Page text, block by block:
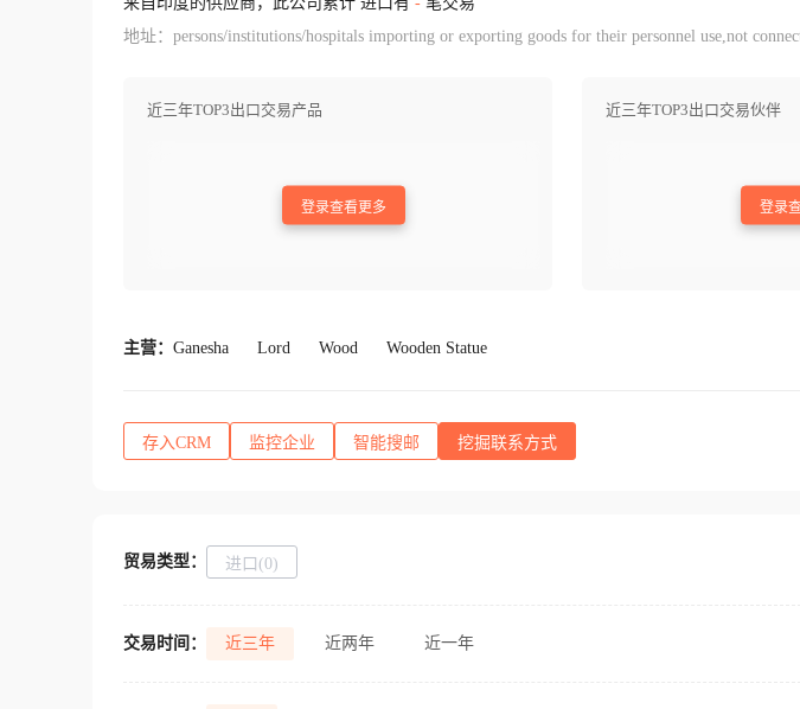
地址：persons/institutions/hospitals importing or exporting goods for their personnel use,not
近三年TOP3出口交易产品
登录查看更多
近三年TOP3出口交易伙伴
登录
主营： Ganesha Lord Wood Wooden Statue
存入CRM 监控企业 智能搜邮 挖掘联系方式
贸易类型： 进口(0)
交易时间： 近三年 近两年 近一年